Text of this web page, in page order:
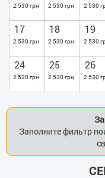
2 530 грн 2 530 грн 2 530
17
2 530 грн
18
2 530 грн
19
2 530
24
2 530 грн
25
2 530 грн
26
2 530
Заполните фильтр